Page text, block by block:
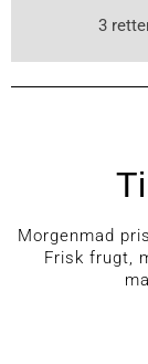
3
Morgenmad
Frisk frugt,